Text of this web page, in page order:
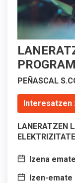
PEÑASCAL
Interesatzen
LANERATZEN
Izena
Izen-emate